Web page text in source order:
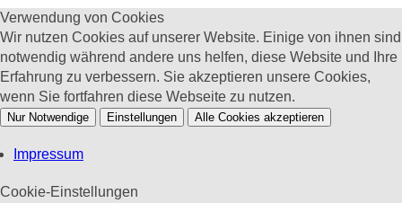
Verwendung von Cookies
Wir nutzen Cookies auf unserer Website. Einige von ihnen sind
notwendig während andere uns helfen, diese Website und Ihre
Erfahrung zu verbessern. Sie akzeptieren unsere Cookies,
wenn Sie fortfahren diese Webseite zu nutzen.
Nur Notwendige Einstellungen Alle Cookies akzeptieren
Impressum
Cookie-Einstellungen